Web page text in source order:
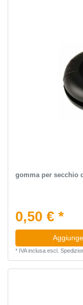
gomma per secchio
0,50 € *
* IVA inclusaescl.